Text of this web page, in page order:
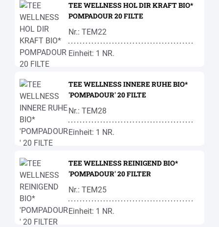
TEE WELLNESS HOL DIR KRAFT BIO*
POMPADOUR 20 FILTE
Nr.: TEM22
Einheit: 1 NR.
TEE WELLNESS INNERE RUHE BIO*
'POMPADOUR' 20 FILTE
Nr.: TEM28
Einheit: 1 NR.
TEE WELLNESS REINIGEND BIO*
'POMPADOUR' 20 FILTER
Nr.: TEM25
Einheit: 1 NR.